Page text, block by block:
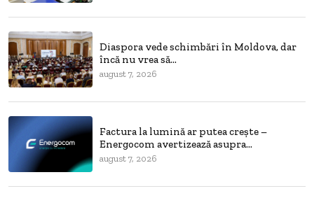
Diaspora vede schimbări în Moldova, dar
încă nu vrea să...
august 7, 2026
Factura la lumină ar putea crește –
Energocom avertizează asupra...
august 7, 2026